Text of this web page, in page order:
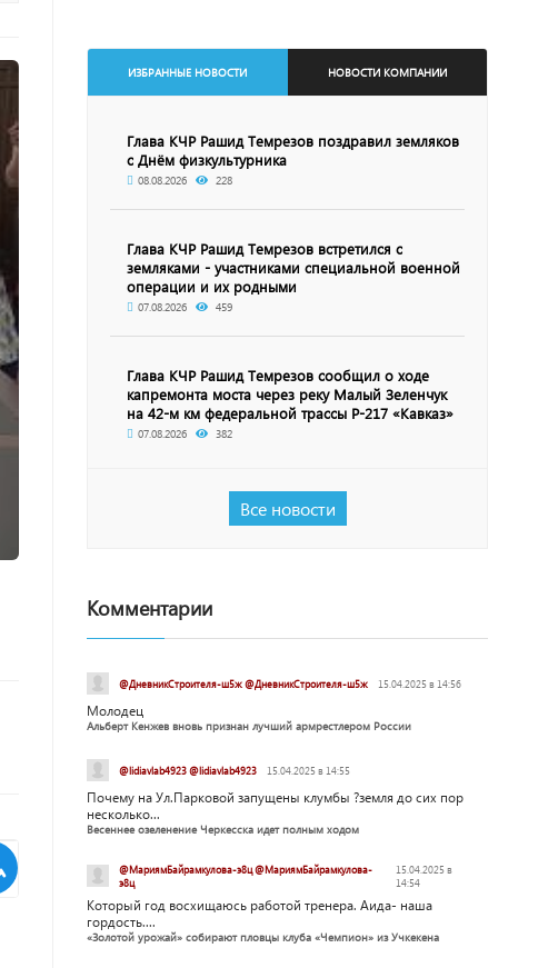
ИЗБРАННЫЕ НОВОСТИ НОВОСТИ КОМПАНИИ
Глава КЧР Рашид Темрезов поздравил земляков
с Днём физкультурника
08.08.2026 228
Глава КЧР Рашид Темрезов встретился с
земляками - участниками специальной военной
операции и их родными
07.08.2026 459
Глава КЧР Рашид Темрезов сообщил о ходе
капремонта моста через реку Малый Зеленчук
на 42-м км федеральной трассы Р-217 «Кавказ»
07.08.2026 382
Все новости
Комментарии
@ДневникСтроителя-ш5ж @ДневникСтроителя-ш5ж 15.04.2025 в 14:56
Молодец
Альберт Кенжев вновь признан лучший армрестлером России
@lidiavlab4923 @lidiavlab4923 15.04.2025 в 14:55
Почему на Ул.Парковой запущены клумбы ?земля до сих пор
несколько...
Весеннее озеленение Черкесска идет полным ходом
@МариямБайрамкулова-э8ц @МариямБайрамкулова-
э8ц
15.04.2025 в
14:54
Который год восхищаюсь работой тренера. Аида- наша
гордость....
«Золотой урожай» собирают пловцы клуба «Чемпион» из Учкекена